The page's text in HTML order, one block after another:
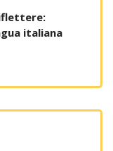
italiana